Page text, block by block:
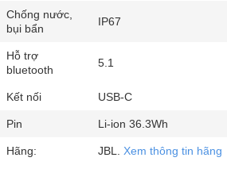
Chống nước,
bụi bẩn
IP67
Hỗ trợ
bluetooth
5.1
Kết nối USB-C
Pin Li-ion 36.3Wh
Hãng: JBL. Xem thông tin hãng